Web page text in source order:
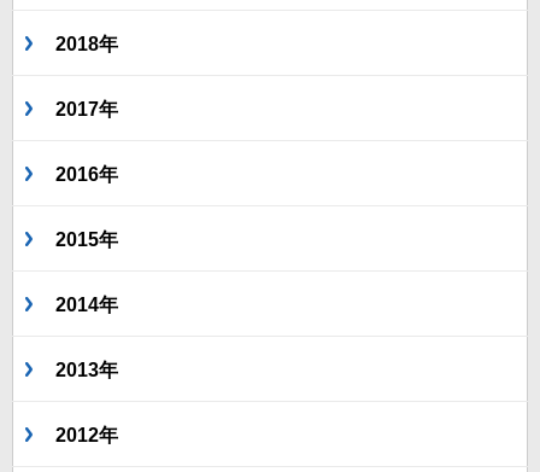
2018年
2017年
2016年
2015年
2014年
2013年
2012年